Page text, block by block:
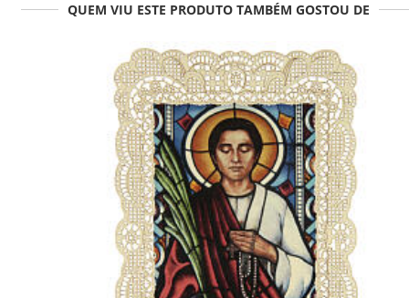
QUEM VIU ESTE PRODUTO TAMBÉM GOSTOU DE